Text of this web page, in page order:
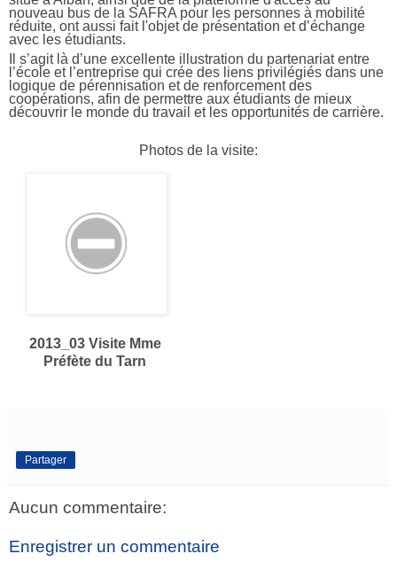
nouveau bus de la SAFRA pour les personnes à mobilité
réduite, ont aussi fait l'objet de présentation et d’échange
avec les étudiants.
Il s’agit là d’une excellente illustration du partenariat entre
l’école et l’entreprise qui crée des liens privilégiés dans une
logique de pérennisation et de renforcement des
coopérations, afin de permettre aux étudiants de mieux
découvrir le monde du travail et les opportunités de carrière.
Photos de la visite:
2013_03 Visite Mme
Préfète du Tarn
Partager
Aucun commentaire:
Enregistrer un commentaire